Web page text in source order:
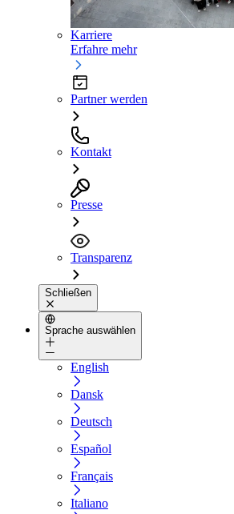
Karriere
Erfahre mehr
Partner werden
Kontakt
Presse
Transparenz
Schließen
Sprache auswählen
English
Dansk
Deutsch
Español
Français
Italiano